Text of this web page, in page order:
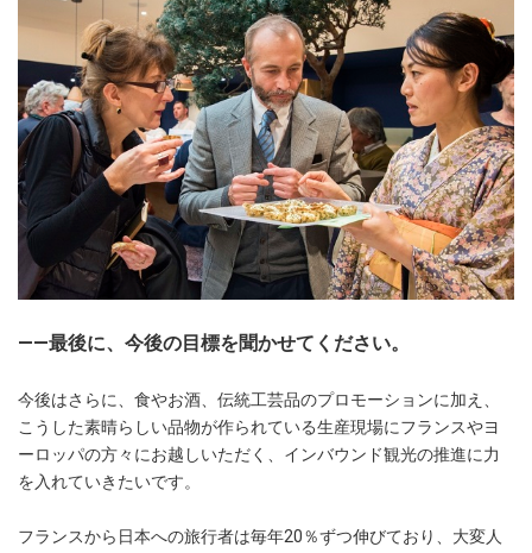
――最後に、今後の目標を聞かせてください。
今後はさらに、食やお酒、伝統工芸品のプロモーションに加え、
こうした素晴らしい品物が作られている生産現場にフランスやヨ
ーロッパの方々にお越しいただく、インバウンド観光の推進に力
を入れていきたいです。
フランスから日本への旅行者は毎年20％ずつ伸びており、大変人